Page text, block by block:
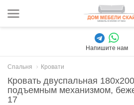
Напишите нам
Спальня Кровати
Кровать двуспальная
подъемным механизмом,
17